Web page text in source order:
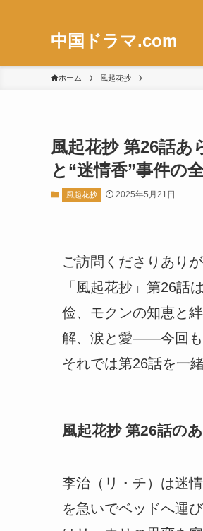
中国ドラマ.com
ホーム 風起花抄
風起花抄 第26話あ
と“迷情香”事件の
風起花抄 2025年5月21日
ご訪問くださりあり
「風起花抄」第26話
俭、モクンの知恵と
解、涙と愛――今回も
それでは第26話を一
風起花抄 第26話の
李治（リ・チ）は迷
を急いでベッドへ運